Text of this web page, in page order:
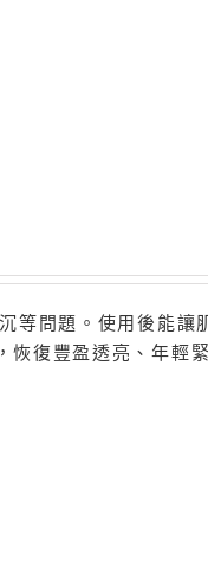
等問題。使用後能讓
復豐盈透亮、年輕